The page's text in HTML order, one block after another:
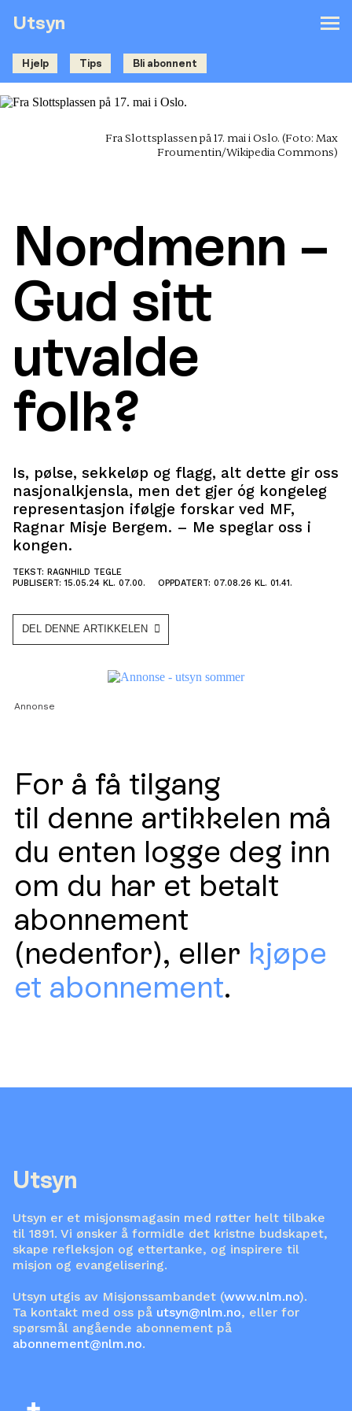
Utsyn
Hjelp Tips Bli abonnent
Fra Slottsplassen på 17. mai i Oslo. (Foto: Max
Froumentin/Wikipedia Commons)
Nordmenn –
Gud sitt
utvalde
folk?
Is, pølse, sekkeløp og flagg, alt dette gir oss
nasjonalkjensla, men det gjer óg kongeleg
representasjon ifølgje forskar ved MF,
Ragnar Misje Bergem. – Me speglar oss i
kongen.
TEKST: RAGNHILD TEGLE
PUBLISERT: 15.05.24 KL. 07.00.
OPPDATERT: 07.08.26 KL. 01.41.
DEL DENNE ARTIKKELEN
Annonse
For å få tilgang
til denne artikkelen må
du enten logge deg inn
om du har et betalt
abonnement
(nedenfor), eller kjøpe
et abonnement.
Utsyn
Utsyn er et misjonsmagasin med røtter helt tilbake
til 1891. Vi ønsker å formidle det kristne budskapet,
skape refleksjon og ettertanke, og inspirere til
misjon og evangelisering.
Utsyn utgis av Misjonssambandet (www.nlm.no).
Ta kontakt med oss på utsyn@nlm.no, eller for
spørsmål angående abonnement på
abonnement@nlm.no.